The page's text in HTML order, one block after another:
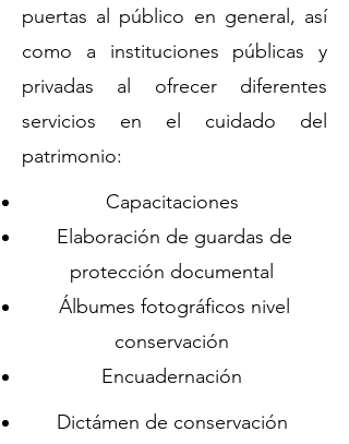
puertas al público en general, así
como a instituciones públicas y
privadas al ofrecer diferentes
servicios en el cuidado del
patrimonio:​
Capacitaciones
Elaboración de guardas de
protección documental
Álbumes fotográficos nivel
conservación
Encuadernación
Dictámen de conservación